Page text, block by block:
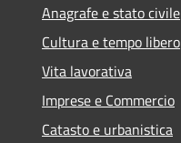
Anagrafe e stato civile
Cultura e tempo libero
Vita lavorativa
Imprese e Commercio
Catasto e urbanistica